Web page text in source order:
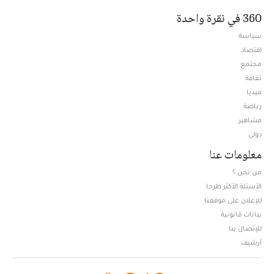
360 في نقرة واحدة
سياسة
اقتصاد
مجتمع
ثقافة
ميديا
رياضة
مشاهير
دولي
معلومات عنا
من نحن ؟
الأسئلة الأكثر طرحا
للإعلان على موقعنا
بيانات قانونية
للإتصال بنا
أرشيف